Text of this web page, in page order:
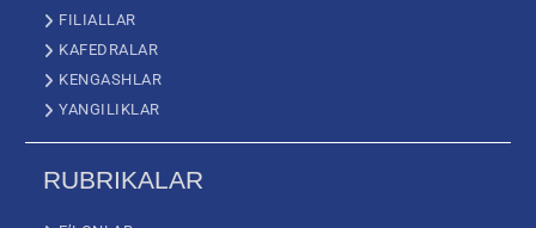
FILIALLAR
KAFEDRALAR
KENGASHLAR
YANGILIKLAR
RUBRIKALAR